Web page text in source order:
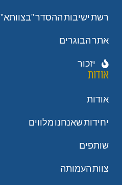
רשת ישיבות ההסדר "בצוותא"
אתר הבוגרים
יזכור
אודות
אודות
יחידות שאנחנו מלווים
שותפים
צוות העמותה